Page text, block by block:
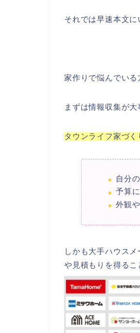
それでは早速本文に
家作りで悩んでいる
まずは情報収集が大
タウンライフ家づ
自分
予算
外観
しかも大手ハウス
や見積もりを得るこ